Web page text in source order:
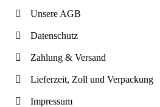
Unsere AGB
Datenschutz
Zahlung & Versand
Lieferzeit, Zoll und Verpackung
Impressum